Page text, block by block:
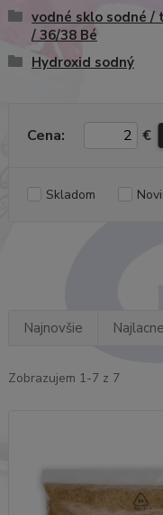
vodné sklo sodné /
/ 36/38 Bé
Hydroxid sodný
Cena: €
Skladom
Najnovšie
Zobrazujem 1-7 z 7